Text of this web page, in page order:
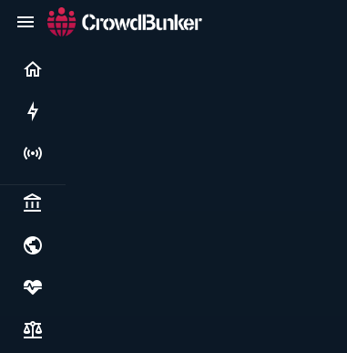
Politics & institutions
Society, justice & freedoms